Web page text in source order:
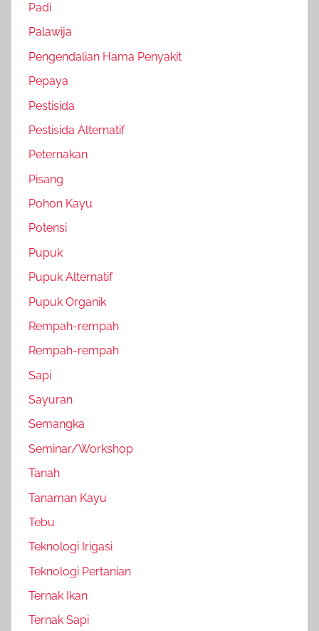
Padi
Palawija
Pengendalian Hama Penyakit
Pepaya
Pestisida
Pestisida Alternatif
Peternakan
Pisang
Pohon Kayu
Potensi
Pupuk
Pupuk Alternatif
Pupuk Organik
Rempah-rempah
Rempah-rempah
Sapi
Sayuran
Semangka
Seminar/Workshop
Tanah
Tanaman Kayu
Tebu
Teknologi Irigasi
Teknologi Pertanian
Ternak Ikan
Ternak Sapi